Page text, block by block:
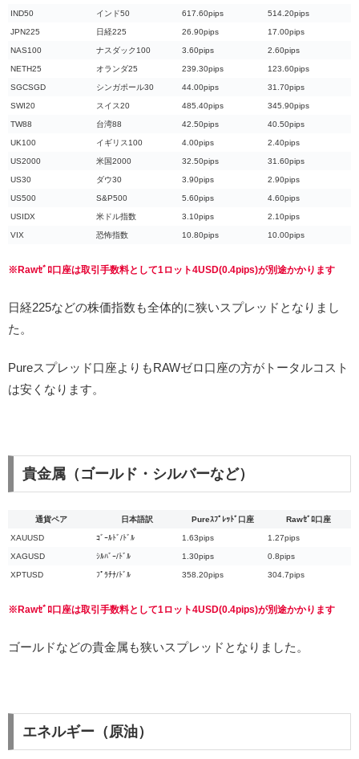
IND50 インド50 617.60pips 514.20pips
JPN225 日経225 26.90pips 17.00pips
NAS100 ナスダック100 3.60pips 2.60pips
NETH25 オランダ25 239.30pips 123.60pips
SGCSGD シンガポール30 44.00pips 31.70pips
SWI20 スイス20 485.40pips 345.90pips
TW88 台湾88 42.50pips 40.50pips
UK100 イギリス100 4.00pips 2.40pips
US2000 米国2000 32.50pips 31.60pips
US30 ダウ30 3.90pips 2.90pips
US500 S&P500 5.60pips 4.60pips
USIDX 米ドル指数 3.10pips 2.10pips
VIX 恐怖指数 10.80pips 10.00pips
※Rawｾﾞﾛ口座は取引手数料として1ロット4USD(0.4pips)が別途かかります
日経225などの株価指数も全体的に狭いスプレッドとなりまし
た。
Pureスプレッド口座よりもRAWゼロ口座の方がトータルコスト
は安くなります。
貴金属（ゴールド・シルバーなど）
通貨ペア 日本語訳 Pureｽﾌﾟﾚｯﾄﾞ口座 Rawｾﾞﾛ口座
XAUUSD ｺﾞｰﾙﾄﾞ/ﾄﾞﾙ 1.63pips 1.27pips
XAGUSD ｼﾙﾊﾞｰ/ﾄﾞﾙ 1.30pips 0.8pips
XPTUSD ﾌﾟﾗﾁﾅ/ﾄﾞﾙ 358.20pips 304.7pips
※Rawｾﾞﾛ口座は取引手数料として1ロット4USD(0.4pips)が別途かかります
ゴールドなどの貴金属も狭いスプレッドとなりました。
エネルギー（原油）